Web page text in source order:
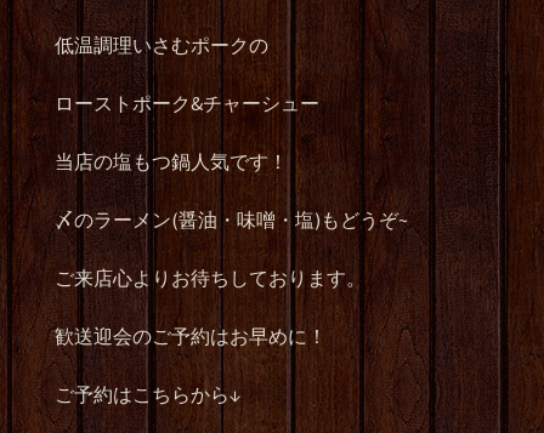
低温調理いさむポークの
ローストポーク&チャーシュー
当店の塩もつ鍋人気です！
〆のラーメン(醤油・味噌・塩)もどうぞ~
ご来店心よりお待ちしております。
歓送迎会のご予約はお早めに！
ご予約はこちらから↓